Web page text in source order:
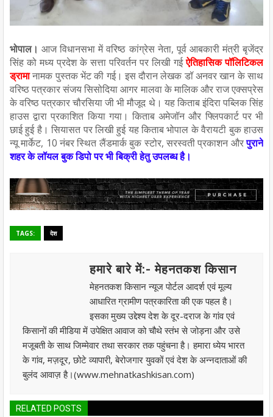
भोपाल।आज विधानसभा में वरिष्ठ कांग्रेस नेता, पूर्व आबकारी मंत्री बृजेंद्र
सिंह को मध्य प्रदेश के सत्ता परिवर्तन पर लिखी गईऐतिहासिक पॉलिटिकल
ड्रामानामक पुस्तक भेंट की गई। इस दौरान लेखक डॉ अनवर खान के साथ
वरिष्ठ पत्रकार संजय सिसोदिया आगर मालवा के मालिक और राज एक्सप्रेस
के वरिष्ठ पत्रकार चौरसिया जी भी मौजूद थे। यह किताब इंदिरा पब्लिक सिंह
हाउस द्वारा प्रकाशित किया गया। किताब अमेजॉन और फ्लिपकार्ट पर भी
छाई हुई है। सियासत पर लिखी हुई यह किताब भोपाल के वैरायटी बुक हाउस
न्यू मार्केट, 10 नंबर स्थित लैंडमार्क बुक स्टोर, सरस्वती प्रकाशन औरपुराने
शहर के लॉयल बुक डिपो पर भी बिक्री हेतु उपलब्ध है।
TAGS: देश
हमारे बारे में:- मेहनतकश किसान
मेहनतकश किसान न्यूज पोर्टल आदर्श एवं मूल्य
आधारित ग्रामीण पत्रकारिता की एक पहल है।
इसका मुख्य उद्देश्य देश के दूर-दराज के गांव एवं
किसानों की मीडिया में उपेक्षित आवाज को चौथे स्तंभ से जोड़ना और उसे
मजूबती के साथ जिम्मेवार तथा सरकार तक पहुंचना है। हमारा ध्येय भारत
के गांव, मज़दूर, छोटे व्यापारी, बेरोजगार युवकों एवं देश के अन्नदाताओं की
बुलंद आवाज़ है।(www.mehnatkashkisan.com)
RELATED POSTS